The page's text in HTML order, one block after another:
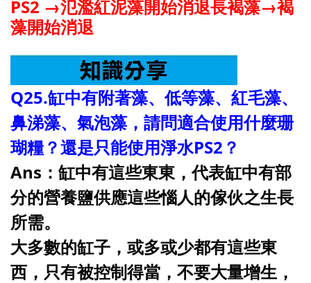
PS2 →氾濫紅泥藻開始消退長褐藻→褐
藻開始消退
Q25.缸中有附著藻、低等藻、紅毛藻、
鼻涕藻、氣泡藻，請問適合使用什麼珊
瑚糧？還是只能使用淨水PS2？
Ans：缸中有這些東東，代表缸中有部
分的營養鹽供應這些惱人的傢伙之生長
所需。
大多數的缸子，或多或少都有這些東
西，只有被控制得當，不要大量增生，